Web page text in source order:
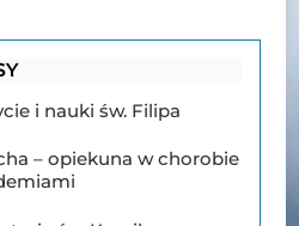
i nauki św. Filipa
– opiekuna w chorobie